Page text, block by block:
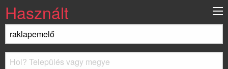
Használt